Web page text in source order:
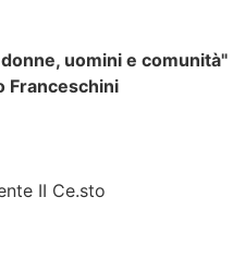
uomini e comunità"
Franceschini
II Ce.sto